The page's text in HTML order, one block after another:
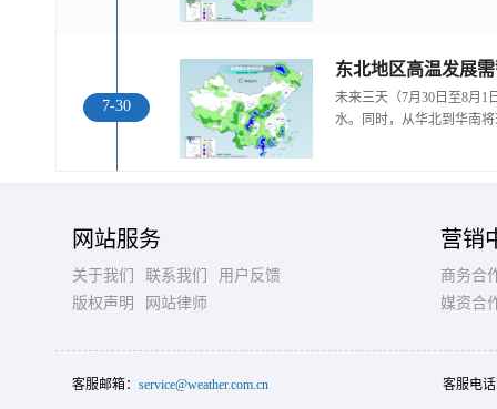
7-30
东北地区高温发展
未来三天（7月30日至8月1
水。同时，从华北到华南
网站服务
关于我们 联系我们
用户反馈
版权声明
网站律师
营销
商务合
媒资合
客服邮箱： service@weather.com.cn 客服电